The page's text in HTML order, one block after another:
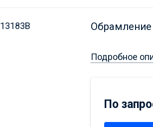
Обрамление
Подробное
По